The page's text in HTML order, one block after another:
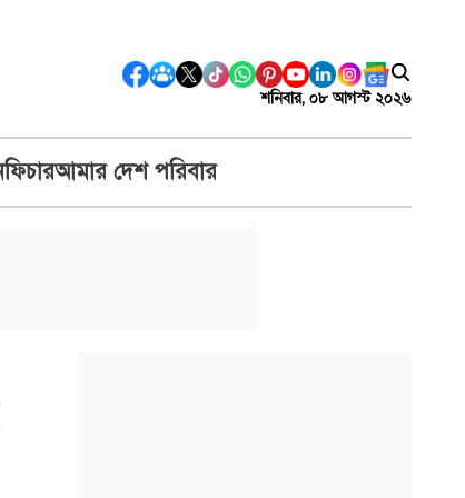
শনিবার, ০৮ আগস্ট ২০২৬
ফিচারআমার দেশ পরিবার